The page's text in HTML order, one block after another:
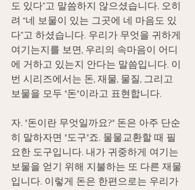
도 있다”고 말씀하지 않으셨습니다. 오히
려 “네 보물이 있는 그곳에 네 마음도 있
다”고 하셨습니다. 우리가 무엇을 귀하게
여기는지를 보면, 우리의 속마음이 어디
에 거하고 있는지 안다는 말씀입니다. 이
번 시리즈에서는 돈, 재물, 물질, 그리고
보물을 모두 "돈"이라고 표현합니다.
자. "돈이란 무엇일까요?" 돈은 아주 단순
히 말하자면 "도구"죠. 물물교환할 때 필
요한 도구입니다. 내가 귀중하게 여기는
보물을 얻기 위해 지불하는 또 다른 재물
입니다. 이렇게 돈은 한편으로는 우리가